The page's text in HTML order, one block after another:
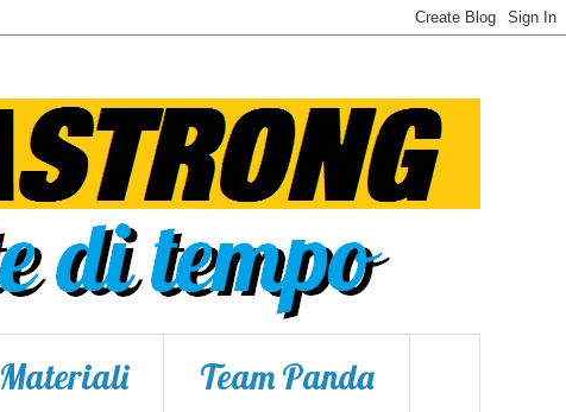
Materiali Team Panda